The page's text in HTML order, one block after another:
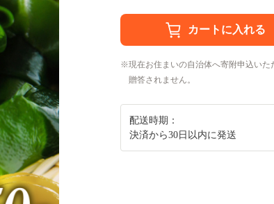
現在お住まいの自治体へ寄附申込いた
贈答されません。
配送時期：
決済から30日以内に発送